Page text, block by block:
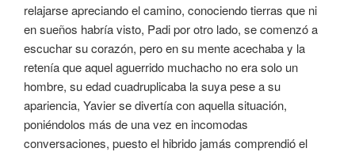
relajarse apreciando el camino, conociendo tierras que ni
en sueños habría visto, Padi por otro lado, se comenzó a
escuchar su corazón, pero en su mente acechaba y la
retenía que aquel aguerrido muchacho no era solo un
hombre, su edad cuadruplicaba la suya pese a su
apariencia, Yavier se divertía con aquella situación,
poniéndolos más de una vez en incomodas
conversaciones, puesto el hibrido jamás comprendió el